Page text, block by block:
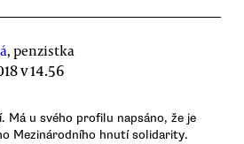
, penzistka
v 14.56
Má u svého profilu napsáno, že je
Mezinárodního hnutí solidarity.